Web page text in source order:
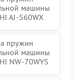
машины
AJ-S60WX
пружин
машины
NW-70WYS